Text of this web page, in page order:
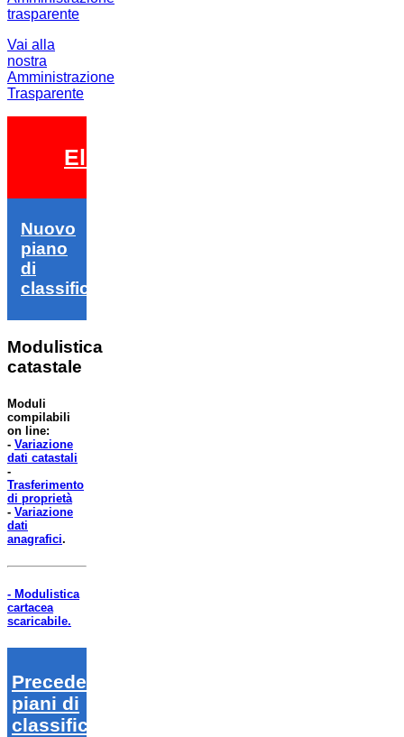
Vai alla
nostra
Amministrazione
Trasparente
Elezioni 2026
Nuovo
piano
di
classifica
Modulistica
catastale
Moduli
compilabili
on line:
- Variazione
dati catastali
-
Trasferimento
di proprietà
- Variazione
dati
anagrafici.
- Modulistica
cartacea
scaricabile.
Precedenti
piani di
classifica